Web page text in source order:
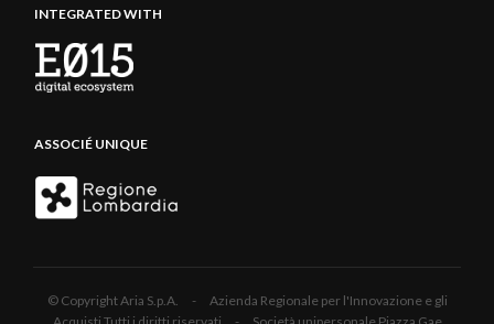
INTEGRATED WITH
ASSOCIÉ UNIQUE
© Copyright Aria S.p.A. - Azienda Regionale per l'Innovazione e gli